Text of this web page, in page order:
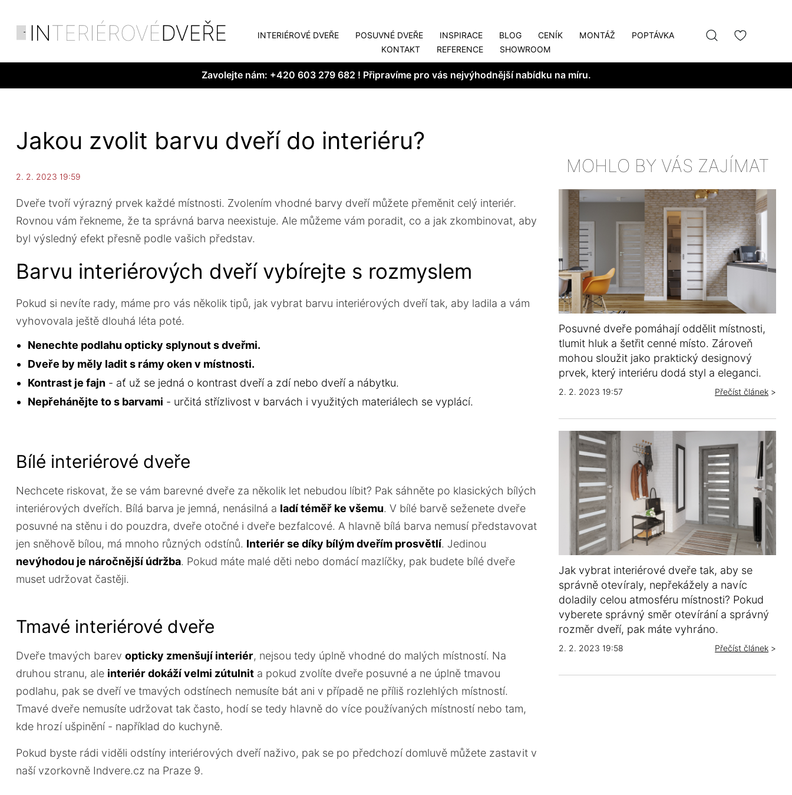
INTERIÉROVÉ DVEŘE POSUVNÉ DVEŘE INSPIRACE BLOG CENÍK MONTÁŽ
POPTÁVKA
KONTAKT
REFERENCE SHOWROOM
Zavolejte nám: +420 603 279 682 ! Připravíme pro vás nejvýhodnější nabídku na míru.
Jakou zvolit barvu dveří do interiéru?
2. 2. 2023 19:59
Dveře tvoří výrazný prvek každé místnosti. Zvolením vhodné barvy dveří můžete přeměnit celý interiér.
Rovnou vám řekneme, že ta správná barva neexistuje. Ale můžeme vám poradit, co a jak zkombinovat, aby
byl výsledný efekt přesně podle vašich představ.
Barvu interiérových dveří vybírejte s rozmyslem
Pokud si nevíte rady, máme pro vás několik tipů, jak vybrat barvu interiérových dveří tak, aby ladila a vám
vyhovovala ještě dlouhá léta poté.
Nenechte podlahu opticky splynout s dveřmi.
Dveře by měly ladit s rámy oken v místnosti.
Kontrast je fajn- ať už se jedná o kontrast dveří a zdí nebo dveří a nábytku.
Nepřehánějte to s barvami - určitá střízlivost v barvách i využitých materiálech se vyplácí.
Bílé interiérové dveře
Nechcete riskovat, že se vám barevné dveře za několik let nebudou líbit? Pak sáhněte po klasických bílých
interiérových dveřích. Bílá barva je jemná, nenásilná a ladí téměř ke všemu. V bílé barvě seženete dveře
posuvné na stěnu i do pouzdra, dveře otočné i dveře bezfalcové. A hlavně bílá barva nemusí představovat
jen sněhově bílou, má mnoho různých odstínů. Interiér se díky bílým dveřím prosvětlí. Jedinou
nevýhodou je náročnější údržba. Pokud máte malé děti nebo domácí mazlíčky, pak budete bílé dveře
muset udržovat častěji.
Tmavé interiérové dveře
Dveře tmavých barev opticky zmenšují interiér, nejsou tedy úplně vhodné do malých místností. Na
druhou stranu, ale interiér dokáží velmi zútulnita pokud zvolíte dveře posuvné a ne úplně tmavou
podlahu, pak se dveří ve tmavých odstínech nemusíte bát ani v případě ne příliš rozlehlých místností.
Tmavé dveře nemusíte udržovat tak často, hodí se tedy hlavně do více používaných místností nebo tam,
kde hrozí ušpinění - například do kuchyně.
Pokud byste rádi viděli odstíny interiérových dveří naživo, pak se po předchozí domluvě můžete zastavit v
naší vzorkovně Indvere.cz na Praze 9.
MOHLO BY VÁS ZAJÍMAT
Posuvné dveře pomáhají oddělit místnosti,
tlumit hluk a šetřit cenné místo. Zároveň
mohou sloužit jako praktický designový
prvek, který interiéru dodá styl a eleganci.
2. 2. 2023 19:57 Přečíst článek >
Jak vybrat interiérové dveře tak, aby se
správně otevíraly, nepřekážely a navíc
doladily celou atmosféru místnosti? Pokud
vyberete správný směr otevírání a správný
rozměr dveří, pak máte vyhráno.
2. 2. 2023 19:58 Přečíst článek >